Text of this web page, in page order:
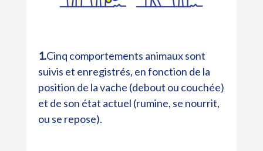
1.Cinq comportements animaux sont
suivis et enregistrés, en fonction de la
position de la vache (debout ou couchée)
et de son état actuel (rumine, se nourrit,
ou se repose).